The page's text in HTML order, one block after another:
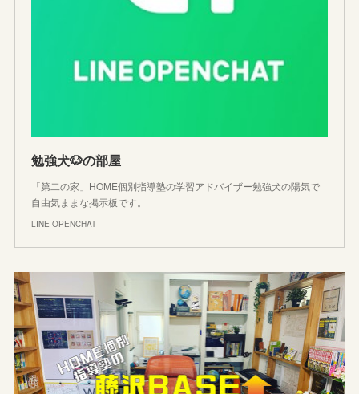
勉強犬🐶の部屋
「第二の家」HOME個別指導塾の学習アドバイザー勉強犬の陽気で
自由気ままな掲示板です。
LINE OPENCHAT